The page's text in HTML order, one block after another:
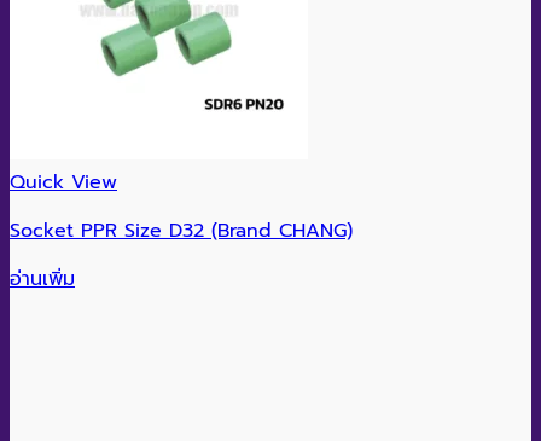
Quick View
Socket PPR Size D32 (Brand CHANG)
อ่านเพิ่ม